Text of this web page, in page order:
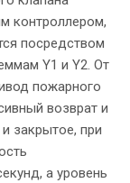
контроллером,
посредством
Y1 и Y2. От
пожарного
возврат и
закрытое, при
а уровень